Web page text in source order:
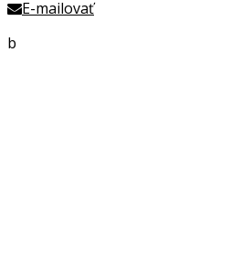
E-mailovať
b